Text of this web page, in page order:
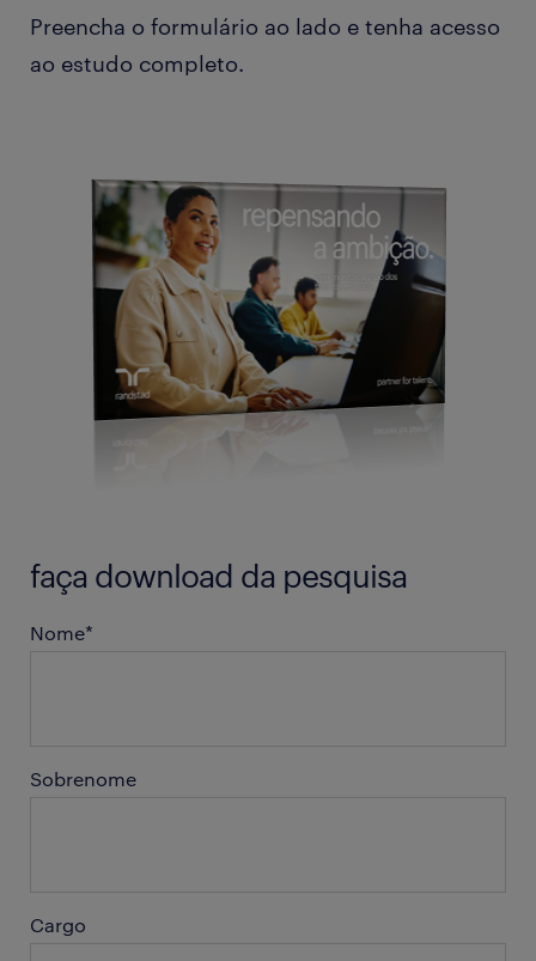
Preencha o formulário ao lado e tenha acesso
ao estudo completo.
faça download da pesquisa
Nome*
Sobrenome
Cargo